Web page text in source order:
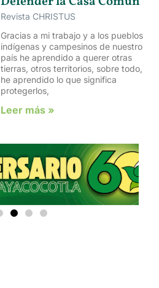
Revista CHRISTUS
Gracias a mi trabajo y a los pueblos
indígenas y campesinos de nuestro
país he aprendido a querer otras
tierras, otros territorios, sobre todo,
he aprendido lo que significa
protegerlos,
Leer más »